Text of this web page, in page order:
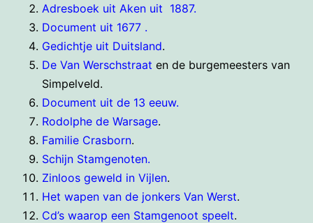
Adresboek uit Aken uit 1887.
Document uit 1677 .
Gedichtje uit Duitsland.
De Van Werschstraat en de burgemeesters van
Simpelveld.
Document uit de 13 eeuw.
Rodolphe de Warsage.
Familie Crasborn.
Schijn Stamgenoten.
Zinloos geweld in Vijlen.
Het wapen van de jonkers Van Werst.
Cd’s waarop een Stamgenoot speelt.